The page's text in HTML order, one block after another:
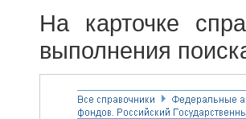
На карточке
выполнения